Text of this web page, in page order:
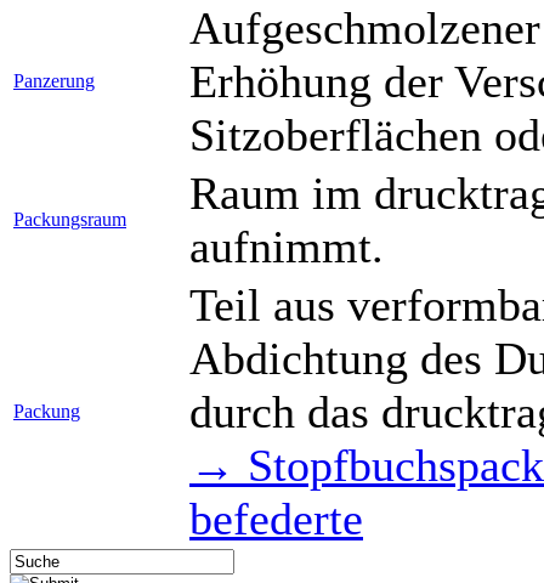
Panzerung
Erhöhung der
Sitzoberflächen
Packungsraum
Raum im
aufnimmt.
Packung
Teil aus
Abdichtung des
durch das
→
befederte